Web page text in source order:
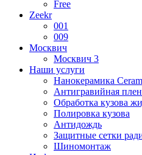
Free
Zeekr
001
009
Москвич
Москвич 3
Наши услуги
Нанокерамика
Антигравийная
Обработка кузова
Полировка кузова
Антидождь
Защитные сетки
Шиномонтаж